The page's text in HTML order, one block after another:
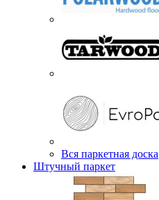
Вся паркетная доска
Штучный паркет